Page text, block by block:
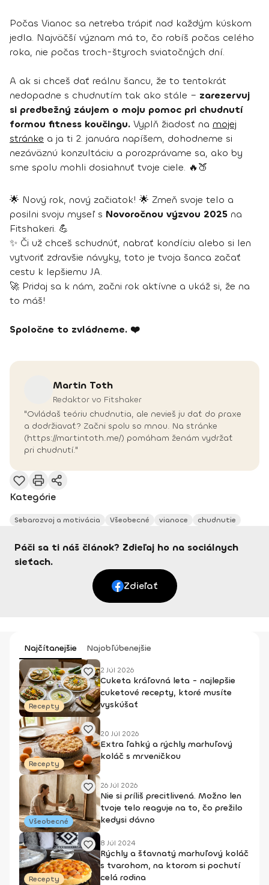
Počas Vianoc sa netreba trápiť nad každým kúskom
jedla. Najväčší význam má to, čo robíš počas celého
roka, nie počas troch-štyroch sviatočných dní.
A ak si chceš dať reálnu šancu, že to tentokrát
nedopadne s chudnutím tak ako stále – zarezervuj
si predbežný záujem o moju pomoc pri chudnutí
formou fitness koučingu. Vyplň žiadosť na mojej
stránke a ja ti 2. januára napíšem, dohodneme si
nezáväznú konzultáciu a porozprávame sa, ako by
sme spolu mohli dosiahnuť tvoje ciele. 🔥🍑
🌟 Nový rok, nový začiatok! 🌟 Zmeň svoje telo a
posilni svoju myseľ s Novoročnou výzvou 2025 na
Fitshakeri. 💪
✨ Či už chceš schudnúť, nabrať kondíciu alebo si len
vytvoriť zdravšie návyky, toto je tvoja šanca začať
cestu k lepšiemu JA.
🚀 Pridaj sa k nám, začni rok aktívne a ukáž si, že na
to máš!
Spoločne to zvládneme. ❤️
Martin Toth
Redaktor vo Fitshaker
"Ovládaš teóriu chudnutia, ale nevieš ju dať do praxe
a dodržiavať? Začni spolu so mnou. Na stránke
(https://martintoth.me/) pomáham ženám vydržať
pri chudnutí."
Kategórie
Sebarozvoj a motivácia Všeobecné vianoce chudnutie
Páči sa ti náš článok? Zdieľaj ho na sociálnych
sieťach.
Zdieľať
Najčítanejšie Najobľúbenejšie
Recepty
2 Júl 2026
Cuketa kráľovná leta - najlepšie
cuketové recepty, ktoré musíte
vyskúšať
Recepty
20 Júl 2026
Extra ľahký a rýchly marhuľový
koláč s mrveničkou
Všeobecné
26 Júl 2026
Nie si príliš precitlivená. Možno len
tvoje telo reaguje na to, čo prežilo
kedysi dávno
Recepty
8 Júl 2024
Rýchly a šťavnatý marhuľový koláč
s tvarohom, na ktorom si pochutí
celá rodina